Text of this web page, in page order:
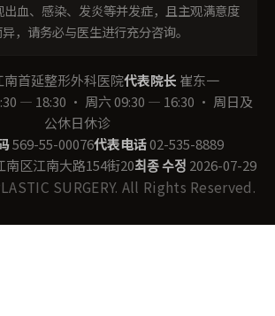
血、感染、发炎等并发症，且主观满意度
，请务必与医生进行充分咨询。
南首延整形外科医院代表院长 崔东一
— 18:30 · 周六 09:30 — 16:30 · 周日及
公休日休诊
569-55-00076代表电话02-535-8889
南区江南大路154街20최종 수정 2026-07-29
SURGERY. All Rights Reserved.